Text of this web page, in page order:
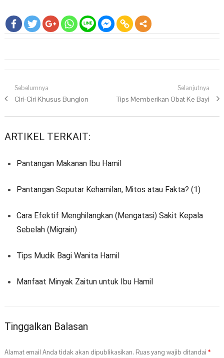
Navigasi pos
Sebelumnya
Previous post:
Ciri-Ciri Khusus Bunglon
Selanjutnya
Next post:
Tips Memberikan Obat Ke Bayi
ARTIKEL TERKAIT:
Pantangan Makanan Ibu Hamil
Pantangan Seputar Kehamilan, Mitos atau Fakta? (1)
Cara Efektif Menghilangkan (Mengatasi) Sakit Kepala
Sebelah (Migrain)
Tips Mudik Bagi Wanita Hamil
Manfaat Minyak Zaitun untuk Ibu Hamil
Tinggalkan Balasan
Alamat email Anda tidak akan dipublikasikan. Ruas yang wajib ditandai*